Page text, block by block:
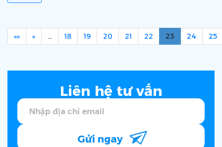
«« « … 18 19 20 21 22 23 24 25
Liên hệ tư vấn
Gửi ngay